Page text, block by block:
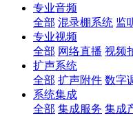
专业音频
全部 混录棚系统 监
专业视频
全部 网络直播 视频
扩声系统
全部 扩声附件 数字
系统集成
全部 集成服务 集成